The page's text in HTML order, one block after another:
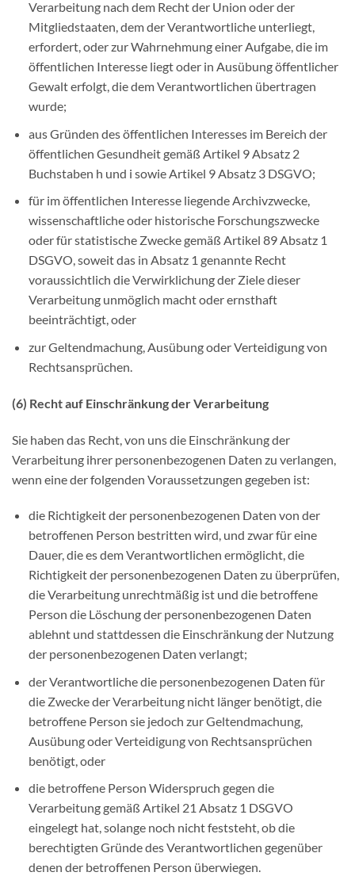
Verarbeitung nach dem Recht der Union oder der
Mitgliedstaaten, dem der Verantwortliche unterliegt,
erfordert, oder zur Wahrnehmung einer Aufgabe, die im
öffentlichen Interesse liegt oder in Ausübung öffentlicher
Gewalt erfolgt, die dem Verantwortlichen übertragen
wurde;
aus Gründen des öffentlichen Interesses im Bereich der
öffentlichen Gesundheit gemäß Artikel 9 Absatz 2
Buchstaben h und i sowie Artikel 9 Absatz 3 DSGVO;
für im öffentlichen Interesse liegende Archivzwecke,
wissenschaftliche oder historische Forschungszwecke
oder für statistische Zwecke gemäß Artikel 89 Absatz 1
DSGVO, soweit das in Absatz 1 genannte Recht
voraussichtlich die Verwirklichung der Ziele dieser
Verarbeitung unmöglich macht oder ernsthaft
beeinträchtigt, oder
zur Geltendmachung, Ausübung oder Verteidigung von
Rechtsansprüchen.
(6) Recht auf Einschränkung der Verarbeitung
Sie haben das Recht, von uns die Einschränkung der
Verarbeitung ihrer personenbezogenen Daten zu verlangen,
wenn eine der folgenden Voraussetzungen gegeben ist:
die Richtigkeit der personenbezogenen Daten von der
betroffenen Person bestritten wird, und zwar für eine
Dauer, die es dem Verantwortlichen ermöglicht, die
Richtigkeit der personenbezogenen Daten zu überprüfen,
die Verarbeitung unrechtmäßig ist und die betroffene
Person die Löschung der personenbezogenen Daten
ablehnt und stattdessen die Einschränkung der Nutzung
der personenbezogenen Daten verlangt;
der Verantwortliche die personenbezogenen Daten für
die Zwecke der Verarbeitung nicht länger benötigt, die
betroffene Person sie jedoch zur Geltendmachung,
Ausübung oder Verteidigung von Rechtsansprüchen
benötigt, oder
die betroffene Person Widerspruch gegen die
Verarbeitung gemäß Artikel 21 Absatz 1 DSGVO
eingelegt hat, solange noch nicht feststeht, ob die
berechtigten Gründe des Verantwortlichen gegenüber
denen der betroffenen Person überwiegen.